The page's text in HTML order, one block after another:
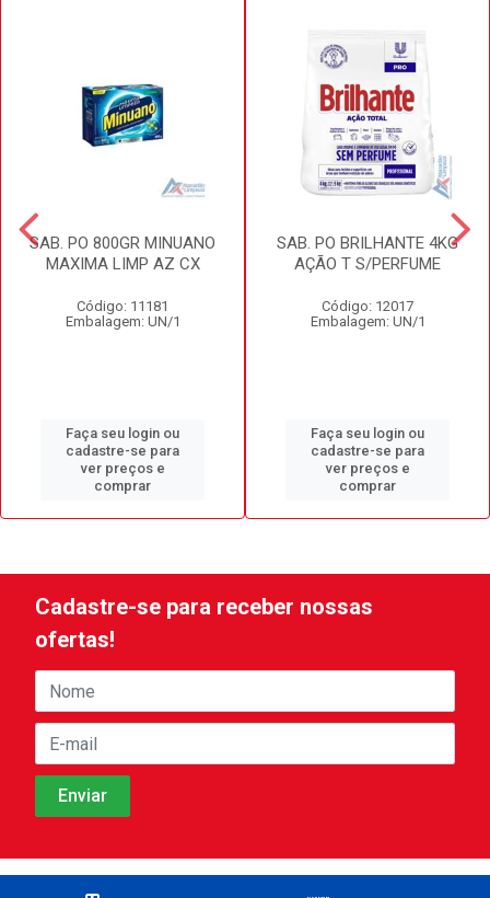
SAB. PO 800GR MINUANO
MAXIMA LIMP AZ CX
Código: 11181
Embalagem: UN/1
Faça seu login ou
cadastre-se para
ver preços e
comprar
SAB. PO BRILHANTE 4KG
AÇÃO T S/PERFUME
Código: 12017
Embalagem: UN/1
Faça seu login ou
cadastre-se para
ver preços e
comprar
Cadastre-se para receber nossas
ofertas!